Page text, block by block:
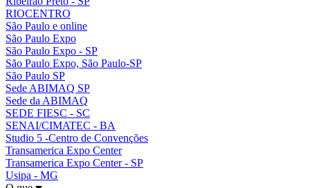
RIOCENTRO
São Paulo e online
São Paulo Expo
São Paulo Expo - SP
São Paulo Expo, São Paulo-SP
São Paulo SP
Sede ABIMAQ SP
Sede da ABIMAQ
SEDE FIESC - SC
SENAI/CIMATEC - BA
Studio 5 -Centro de Convenções
Transamerica Expo Center
Transamerica Expo Center - SP
Usipa - MG